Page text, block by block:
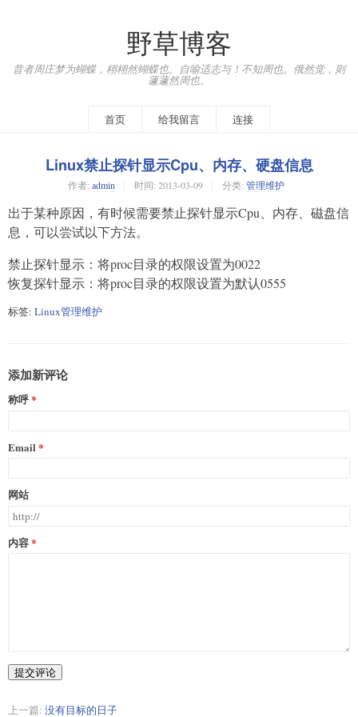
野草博客
昔者周庄梦为蝴蝶，栩栩然蝴蝶也。自喻适志与！不知周也。俄然觉，则
蘧蘧然周也。
首页 给我留言 连接
Linux禁止探针显示Cpu、内存、硬盘信息
作者: admin 时间: 2013-03-09 分类: 管理维护
出于某种原因，有时候需要禁止探针显示Cpu、内存、磁盘信
息，可以尝试以下方法。
禁止探针显示：将proc目录的权限设置为0022
恢复探针显示：将proc目录的权限设置为默认0555
标签: Linux管理维护
添加新评论
称呼
Email
网站
内容
提交评论
上一篇: 没有目标的日子